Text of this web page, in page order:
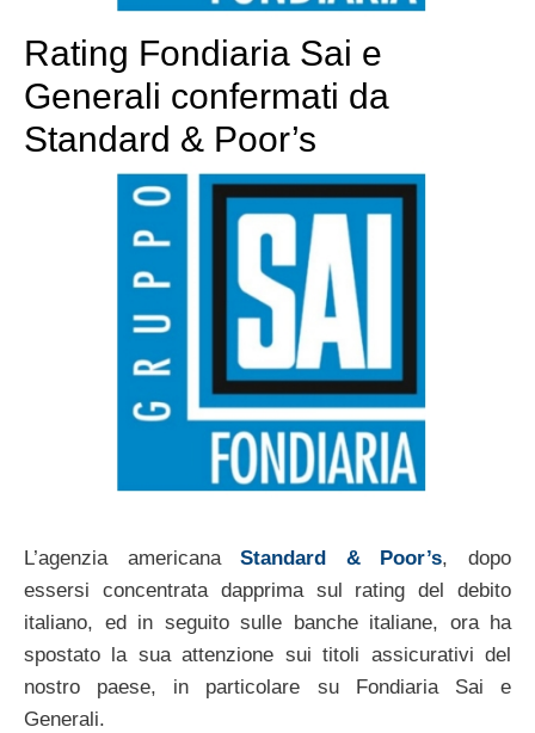
Rating Fondiaria Sai e
Generali confermati da
Standard & Poor’s
L’agenzia americanaStandard & Poor’s, dopo
essersi concentrata dapprima sul rating del debito
italiano, ed in seguito sulle banche italiane, ora ha
spostato la sua attenzione sui titoli assicurativi del
nostro paese, in particolare su Fondiaria Sai e
Generali.